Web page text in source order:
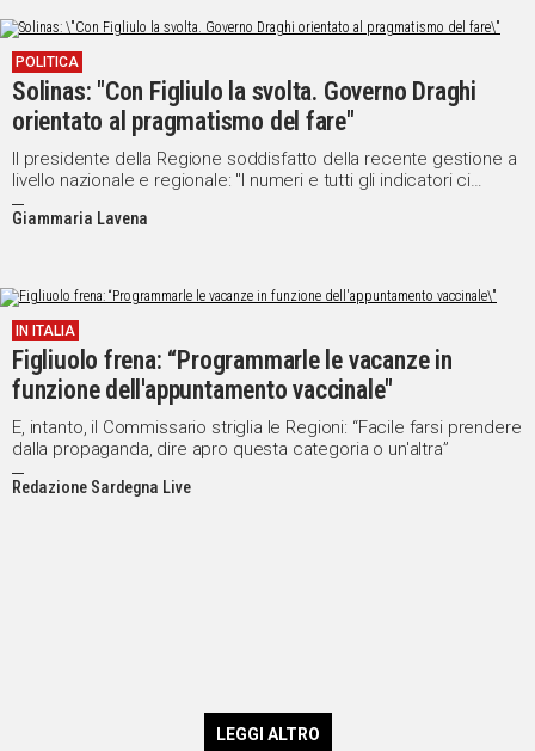
POLITICA
Solinas: "Con Figliulo la svolta. Governo Draghi
orientato al pragmatismo del fare"
Il presidente della Regione soddisfatto della recente gestione a
livello nazionale e regionale: "I numeri e tutti gli indicatori ci
dicono che la situazione è profondamente migliorata, da tempo
avremmo numeri per essere in zona bianca"
Giammaria Lavena
IN ITALIA
Figliuolo frena: “Programmarle le vacanze in
funzione dell'appuntamento vaccinale"
E, intanto, il Commissario striglia le Regioni: “Facile farsi prendere
dalla propaganda, dire apro questa categoria o un'altra”
Redazione Sardegna Live
LEGGI ALTRO